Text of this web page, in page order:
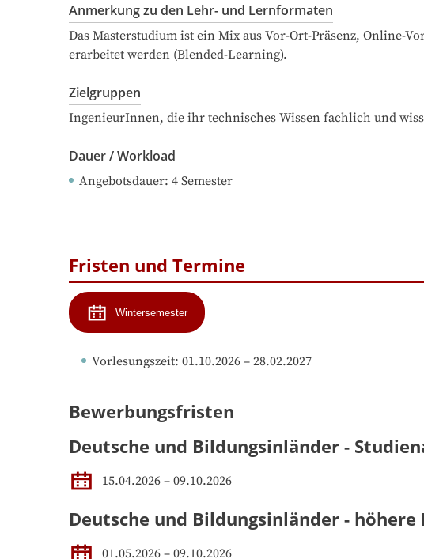
Anmerkung zu den Lehr- und Lernformaten
Das Masterstudium ist ein Mix aus Vor-Ort-Präsenz, Online-
erarbeitet werden (Blended-Learning).
Zielgruppen
IngenieurInnen, die ihr technisches Wissen fachlich und
Dauer / Workload
Angebotsdauer: 4 Semester
Fristen und Termine
Wintersemester
Vorlesungszeit: 01.10.2026 – 28.02.2027
Bewerbungsfristen
Deutsche und Bildungsinländer -
15.04.2026 – 09.10.2026
Deutsche und Bildungsinländer - höhere
01.05.2026 – 09.10.2026